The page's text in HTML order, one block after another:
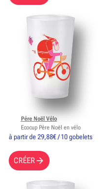
à partir de 29,88€ / 10 gobelets
CRÉER
Père Noël Vélo
Ecocup Père Noël en vélo